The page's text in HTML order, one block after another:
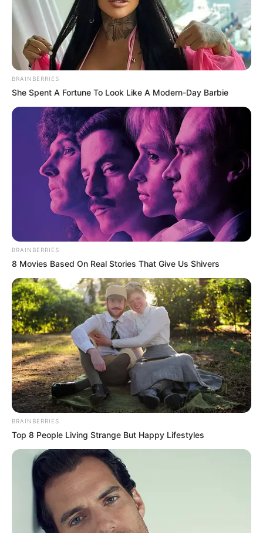
BRAINBERRIES
She Spent A Fortune To Look Like A Modern-Day Barbie
BRAINBERRIES
8 Movies Based On Real Stories That Give Us Shivers
BRAINBERRIES
Top 8 People Living Strange But Happy Lifestyles